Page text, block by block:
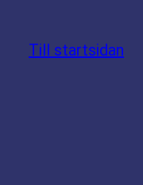
Till startsidan